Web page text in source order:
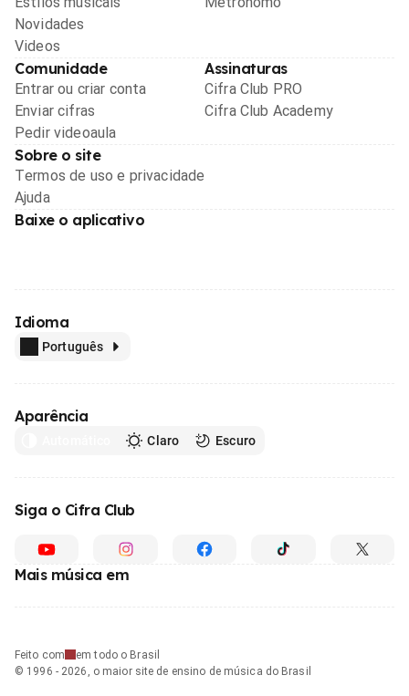
Novidades
Videos
Comunidade
Entrar ou criar conta
Enviar cifras
Pedir videoaula
Assinaturas
Cifra Club PRO
Cifra Club Academy
Sobre o site
Termos de uso e privacidade
Ajuda
Baixe o aplicativo
Idioma
Português
Aparência
Claro Escuro
Siga o Cifra Club
Mais música em
Feito com
em todo o Brasil
© 1996 - 2026, o maior site de ensino de música do Brasil